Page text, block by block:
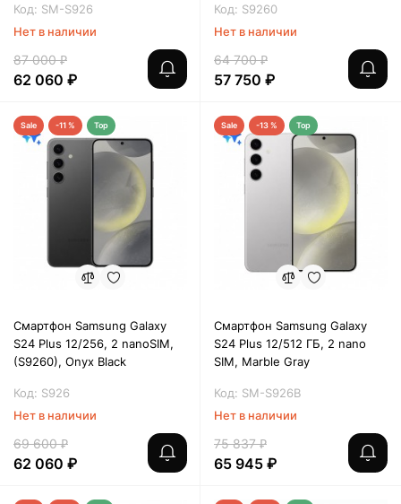
Код: SM-S926
Нет в наличии
87 000 ₽
62 060 ₽
Код: S9260
Нет в наличии
64 700 ₽
57 750 ₽
Sale -11 % Top
Смартфон Samsung Galaxy
S24 Plus 12/256, 2 nanoSIM,
(S9260), Onyx Black
Код: S926
Нет в наличии
69 600 ₽
62 060 ₽
Sale -13 % Top
Смартфон Samsung Galaxy
S24 Plus 12/512 ГБ, 2 nano
SIM, Marble Gray
Код: SM-S926B
Нет в наличии
75 837 ₽
65 945 ₽